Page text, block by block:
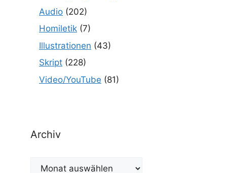
Audio (202)
Homiletik (7)
Illustrationen (43)
Skript (228)
Video/YouTube (81)
Archiv
Archiv